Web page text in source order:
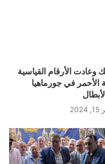
وعادت الأرقام القياسية
الأحمر في جورماهيا